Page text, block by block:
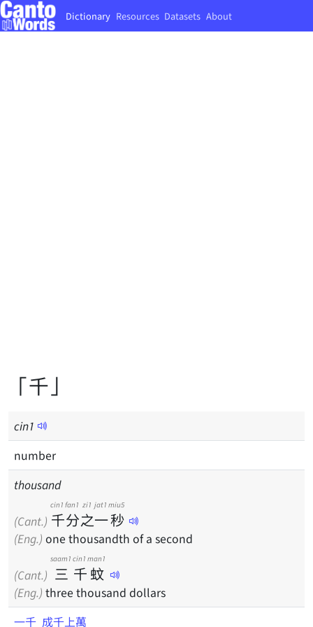
Dictionary Resources Datasets About
「千」
cin1
number
thousand
(Cant.) 千
cin1
分
fan1
之
zi1
一
jat1
秒
miu5
(Eng.) one thousandth of a second
(Cant.) 三
saam1
千
cin1
蚊
man1
(Eng.) three thousand dollars
一千 成千上萬